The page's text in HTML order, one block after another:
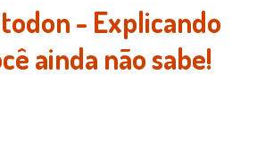
- Explicando
ainda não sabe!